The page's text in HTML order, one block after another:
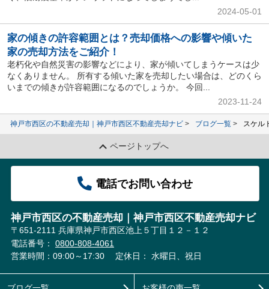
2024-05-01
家の傾きの許容範囲とは？売却価格への影響や傾いた
家の売却方法をご紹介！
老朽化や自然災害の影響などにより、家が傾いてしまうケースは少
なくありません。 所有する傾いた家を売却したい場合は、どのくら
いまでの傾きが許容範囲になるのでしょうか。 今回...
2023-11-24
神戸市西区の不動産売却｜神戸市西区不動産売却ナビ ブログ一覧 スケル
ページトップへ
電話でお問い合わせ
神戸市西区の不動産売却｜神戸市西区不動産売却ナビ
〒651-2111 兵庫県神戸市西区池上５丁目１２－１２
電話番号： 0800-808-4061
営業時間：09:00～17:30
定休日： 水曜日、祝日